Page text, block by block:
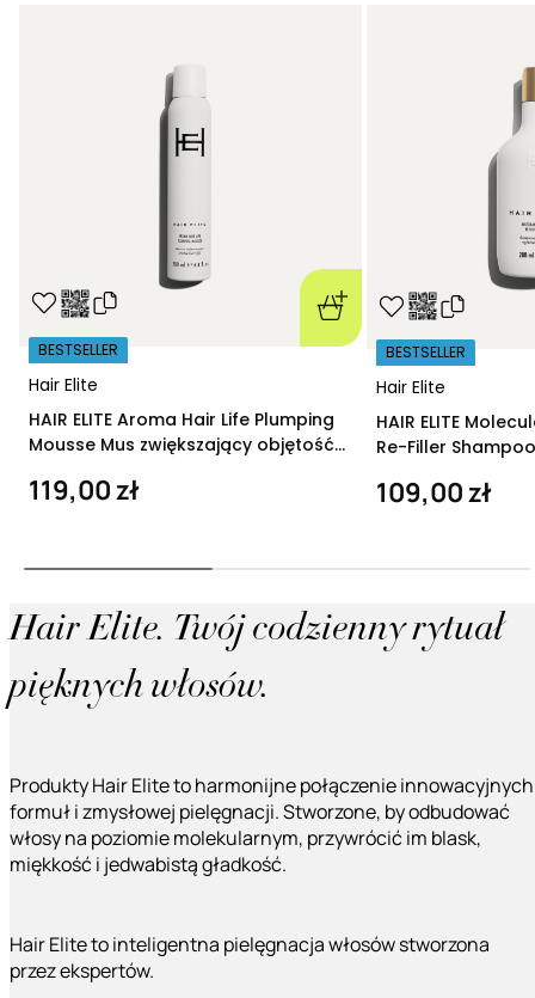
Hair Elite
BESTSELLER
HAIR ELITE Aroma Hair Life Plumping
Mousse Mus zwiększający objętość
119,00 zł
Hair Elite
BESTSELLER
HAIR ELITE
Re-Filler
109,00 zł
Hair Elite. Twój codzienny rytuał
pięknych włosów.
Produkty Hair Elite to harmonijne połączenie innowacyjnych
formuł i zmysłowej pielęgnacji. Stworzone, by odbudować
włosy na poziomie molekularnym, przywrócić im blask,
miękkość i jedwabistą gładkość.
Hair Elite to inteligentna pielęgnacja włosów stworzona
przez ekspertów.